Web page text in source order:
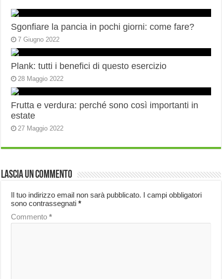
Sgonfiare la pancia in pochi giorni: come fare?
7 Giugno 2022
Plank: tutti i benefici di questo esercizio
28 Maggio 2022
Frutta e verdura: perché sono così importanti in
estate
27 Maggio 2022
Lascia un commento
Il tuo indirizzo email non sarà pubblicato. I campi obbligatori
sono contrassegnati*
Commento*